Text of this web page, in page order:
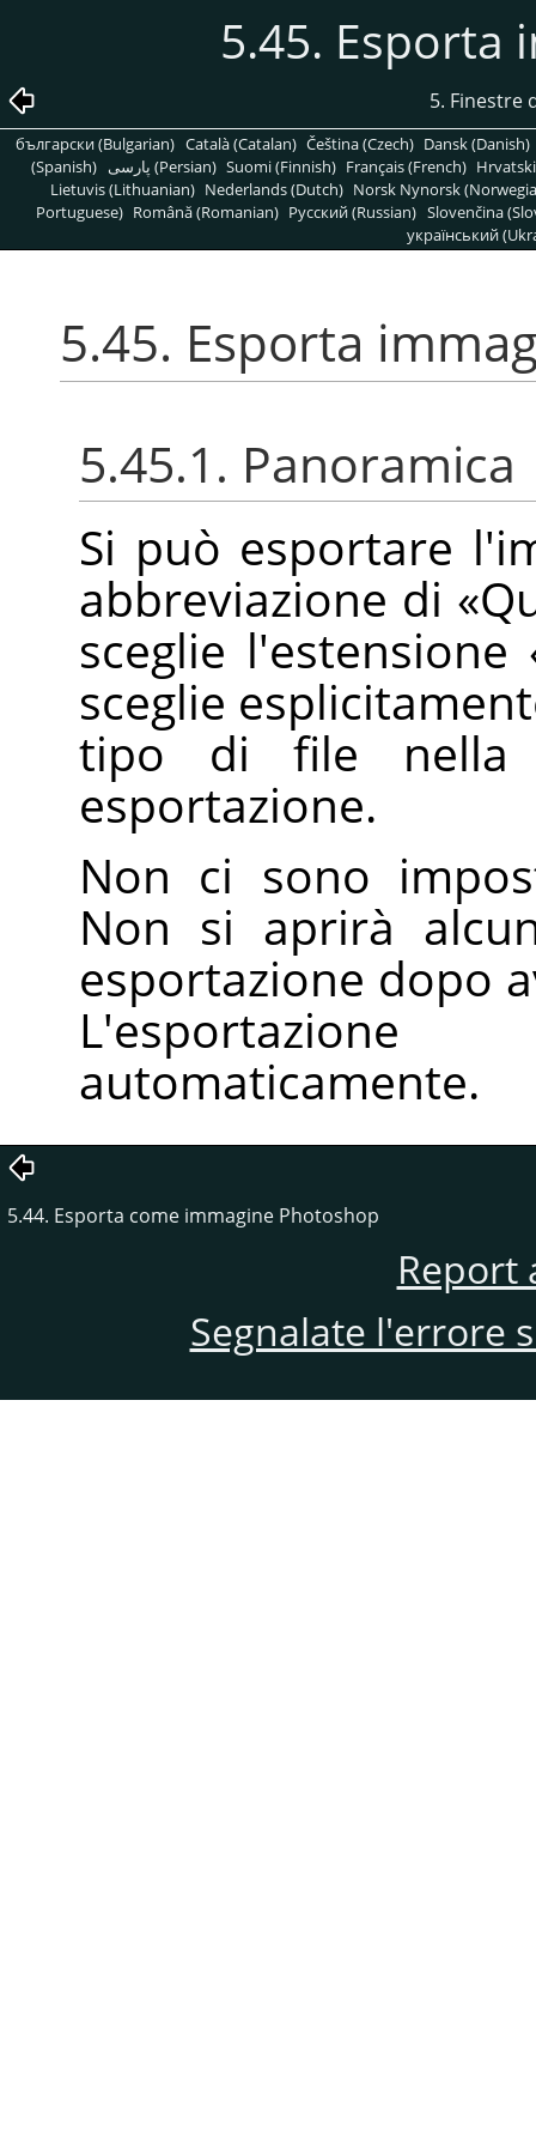
5.45. Esporta
5. Finestre
български (Bulgarian) Català (Catalan) Čeština (Czech) Dansk (Danish)
(Spanish)
پارسی (Persian) Suomi (Finnish) Français (French)
Lietuvis (Lithuanian) Nederlands (Dutch) Norsk Nynorsk
Portuguese) Română (Romanian) Pусский (Russian) Slovenčina
український
5.45. Esporta
5.45.1. Panoramica
Si può esportare
abbreviazione di «
sceglie l'estensione
sceglie
tipo di file nella
esportazione.
Non ci sono
Non si aprirà
esportazione dopo
automaticamente.
5.44. Esporta come immagine Photoshop
Report
Segnalate l'errore